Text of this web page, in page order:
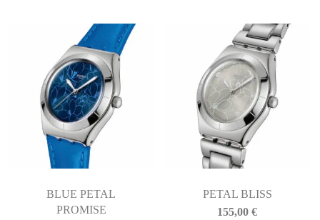
BLUE PETAL
PROMISE
PETAL BLISS
155,00€